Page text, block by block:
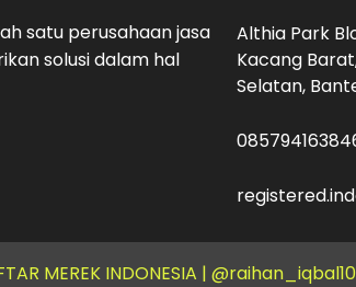
satu perusahaan jasa
solusi dalam hal
Althia Park
Kacang
Selatan,
MEREK INDONESIA | @raihan_iqbal10